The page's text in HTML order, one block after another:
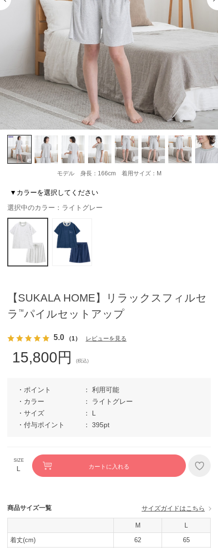
モデル 身長：166cm 着用サイズ：M
▼カラーを選択してください
選択中のカラー：ライトグレー
【SUKALA HOME】リラックスフィルセ
ラ ™パイルセットアップ
5.0 （1） レビューを見る
15,800円 (税込)
ポイント
利用可能
カラー
ライトグレー
サイズ
L
付与ポイント
395pt
L カートに入れる
商品サイズ一覧 サイズガイドはこちら
M
L
着丈(cm)
62
65